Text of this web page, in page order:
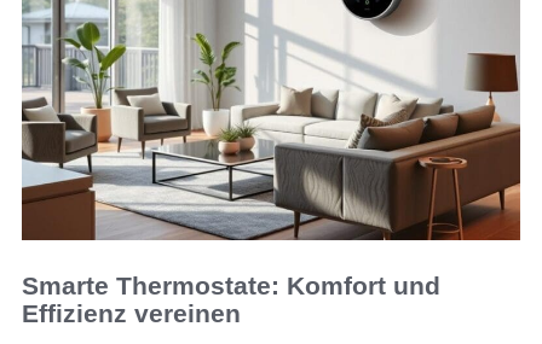
Smarte Thermostate: Komfort und
Effizienz vereinen